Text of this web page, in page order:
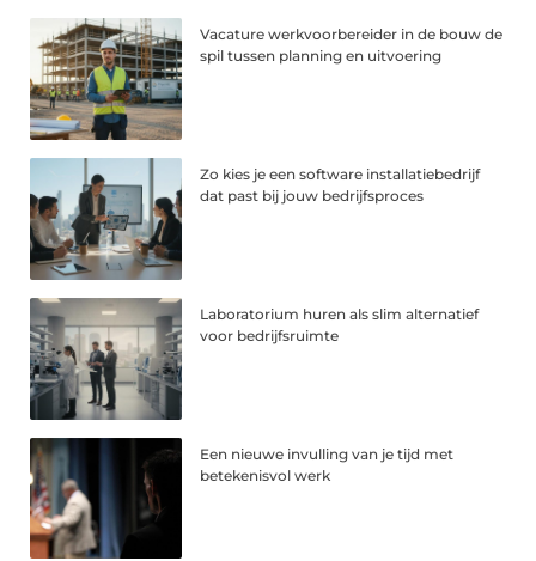
Vacature werkvoorbereider in de bouw de
spil tussen planning en uitvoering
Zo kies je een software installatiebedrijf
dat past bij jouw bedrijfsproces
Laboratorium huren als slim alternatief
voor bedrijfsruimte
Een nieuwe invulling van je tijd met
betekenisvol werk